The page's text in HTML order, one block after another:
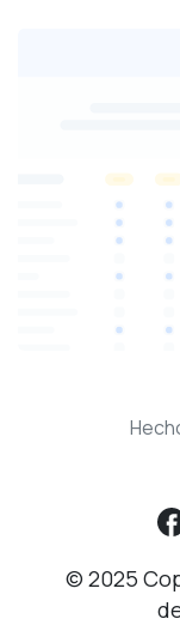
© 2025